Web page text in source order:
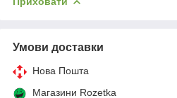
Умови доставки
Нова Пошта
Магазини Rozetka